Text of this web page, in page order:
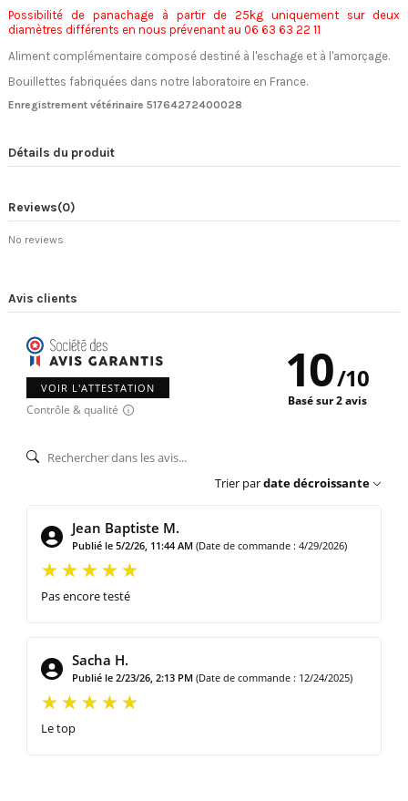
Possibilité de panachage à partir de 25kg uniquement sur deux
diamètres différents en nous prévenant au 06 63 63 22 11
Aliment complémentaire composé destiné à l'eschage et à l'amorçage.
Bouillettes fabriquées dans notre laboratoire en France.
Enregistrement vétérinaire 51764272400028
Détails du produit
Reviews(0)
No reviews
Avis clients
VOIR L'ATTESTATION
Contrôle & qualité
10/10
Basé sur 2 avis
Trier pardate décroissante
Jean Baptiste M.
Publié le 5/2/26, 11:44 AM (Date de commande : 4/29/2026)
Pas encore testé
Sacha H.
Publié le 2/23/26, 2:13 PM (Date de commande : 12/24/2025)
Le top